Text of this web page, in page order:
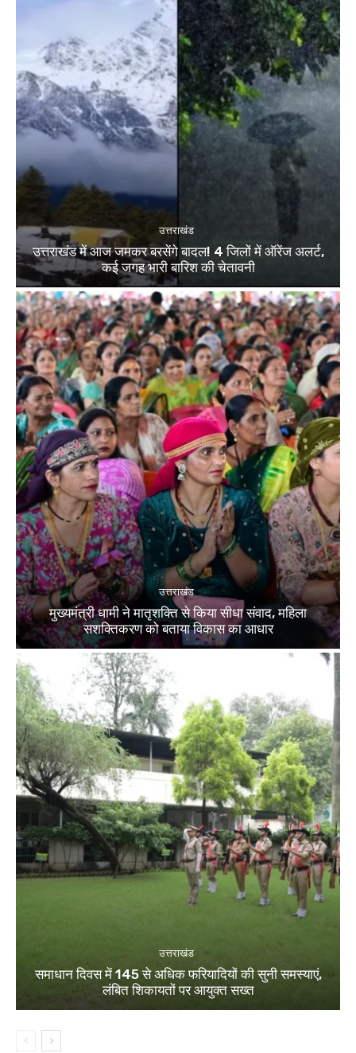
उत्तराखंड
उत्तराखंड में आज जमकर बरसेंगे बादल! 4 जिलों में ऑरेंज अलर्ट,
कई जगह भारी बारिश की चेतावनी
उत्तराखंड
मुख्यमंत्री धामी ने मातृशक्ति से किया सीधा संवाद, महिला
सशक्तिकरण को बताया विकास का आधार
उत्तराखंड
समाधान दिवस में 145 से अधिक फरियादियों की सुनी समस्याएं,
लंबित शिकायतों पर आयुक्त सख्त